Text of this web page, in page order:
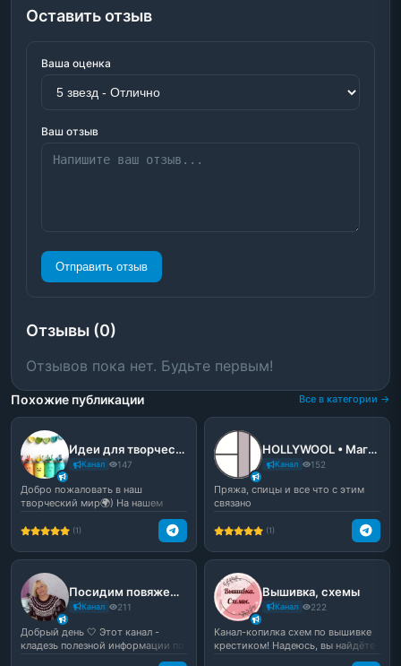
Оставить отзыв
Ваша оценка
Ваш отзыв
Отправить отзыв
Отзывы (0)
Отзывов пока нет. Будьте первым!
Похожие публикации Все в категории →
Идеи для творчества🎐
Канал 147
Добро пожаловать в наш
творческий мир🌍) На нашем
канале вы найдете много инте...
(1)
HOLLYWOOL • Магазин / Мастер-классы по вязанию
Канал 152
Пряжа, спицы и все что с этим
связано
(1)
Посидим повяжем | Канал по вязанию
Канал 211
Добрый день 🤍 Этот канал -
кладезь полезной информации по
Вышивка, схемы
Канал 222
Канал-копилка схем по вышивке
крестиком! Надеюсь, вы найдёте